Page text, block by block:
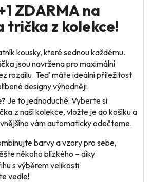
ZDARMA na
trička z kolekce!
kousky, které sednou každému.
jsou navržena pro maximální
rozdílu. Teď máte ideální příležitost
designy výhodněji.
Je to jednoduché: Vyberte si
z naší kolekce, vložte je do košíku a
vám automaticky odečteme.
barvy a vzory pro sebe,
někoho blízkého – díky
s výběrem velikosti
vedle!